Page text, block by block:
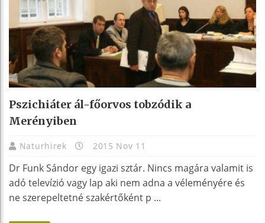
Pszichiáter ál-főorvos tobzódik a
Merényiben
Naturhirek 2015 Nov 11
Dr Funk Sándor egy igazi sztár. Nincs magára valamit is
adó televízió vagy lap aki nem adna a véleményére és
ne szerepeltetné szakértőként p ...